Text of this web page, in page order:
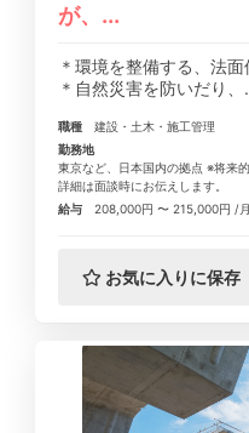
が、...
＊環境を整備する、法
＊自然災害を防いだり、
職種
建設・土木・施工管理
勤務地
東京など、日本国内の拠点 ※将来
詳細は面談時にお伝えします。
給与
208,000円 〜 215,000円 /月
お気に入りに保存